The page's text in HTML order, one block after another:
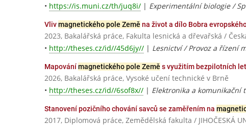
• https://is.muni.cz/th/juq8i/ | Experimentální biologie /
Vlivmagnetického pole Země na život a dílo Bobra
2023, Bakalářská práce, Fakulta lesnická a dřevařská /
• http://theses.cz/id//45d6jy// | Lesnictví / Provoz a řízení
Mapovánímagnetického pole Země s využitím bezpilotních
2026, Bakalářská práce, Vysoké učení technické v Brně
• http://theses.cz/id//6sof8x// | Elektronika a komunikační
Stanovení pozičního chování savců se zaměřením na
2017, Diplomová práce, Zemědělská fakulta / JIHOČESKÁ